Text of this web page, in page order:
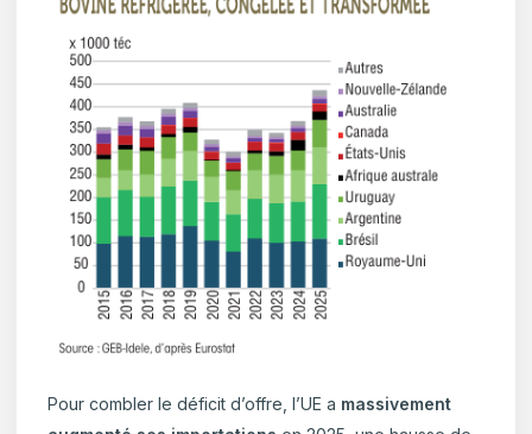
Pour combler le déficit d’offre, l’UE a massivement